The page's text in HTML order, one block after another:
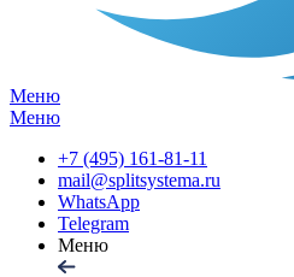
Меню
Меню
+7 (495) 161-81-11
mail@splitsystema.ru
WhatsApp
Telegram
Меню